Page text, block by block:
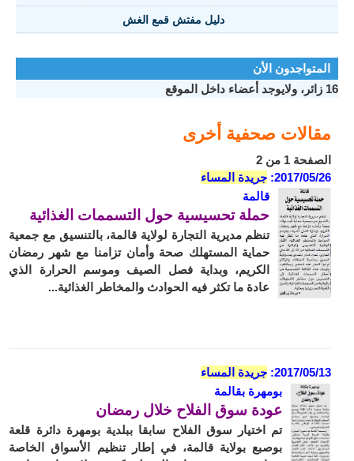
دليل مفتش قمع الغش
المتواجدون الأن
16 زائر، ولايوجد أعضاء داخل الموقع
مقالات صحفية أخرى
الصفحة 1 من 2
2017/05/26: جريدة المساء
قالمة
حملة تحسيسية حول التسممات الغذائية
تنظم مديرية التجارة لولاية قالمة، بالتنسيق مع جمعية
حماية المستهلك صحة وأمان تزامنا مع شهر رمضان
الكريم، وبداية فصل الصيف وموسم الحرارة الذي
عادة ما تكثر فيه الحوادث والمخاطر الغذائية...
2017/05/13: جريدة المساء
بومهرة بقالمة
عودة سوق الفلاح خلال رمضان
تم اختيار سوق الفلاح سابقا ببلدية بومهرة دائرة قلعة
بوصبع بولاية قالمة، في إطار تنظيم الأسواق الخاصة